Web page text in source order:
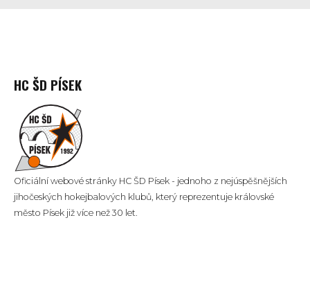
HC ŠD PÍSEK
Oficiální webové stránky HC ŠD Písek - jednoho z nejúspěšnějších
jihočeských hokejbalových klubů, který reprezentuje královské
město Písek již více než 30 let.